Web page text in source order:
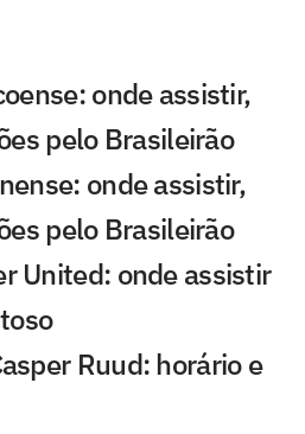
onde assistir,
pelo Brasileirão
onde assistir,
pelo Brasileirão
United: onde assistir
Ruud: horário e